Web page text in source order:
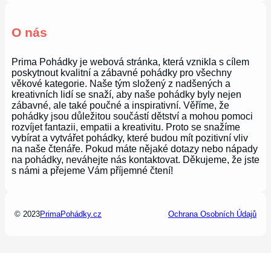
O nás
Prima Pohádky je webová stránka, která vznikla s cílem
poskytnout kvalitní a zábavné pohádky pro všechny
věkové kategorie. Naše tým složený z nadšených a
kreativních lidí se snaží, aby naše pohádky byly nejen
zábavné, ale také poučné a inspirativní. Věříme, že
pohádky jsou důležitou součástí dětství a mohou pomoci
rozvíjet fantazii, empatii a kreativitu. Proto se snažíme
vybírat a vytvářet pohádky, které budou mít pozitivní vliv
na naše čtenáře. Pokud máte nějaké dotazy nebo nápady
na pohádky, neváhejte nás kontaktovat. Děkujeme, že jste
s námi a přejeme Vám příjemné čtení!
© 2023PrimaPohádky.cz Ochrana Osobních Údajů